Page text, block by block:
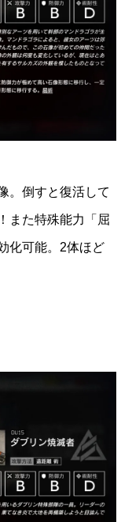
。倒すと復活して
また特殊能力「屈
化可能。2体ほど